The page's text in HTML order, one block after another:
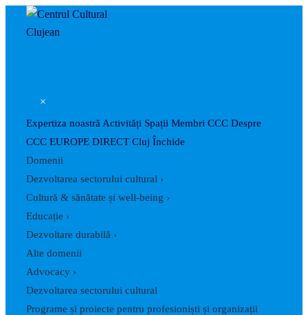
Skip
×
Expertiza noastră Activități Spații Membri CCC Despre
CCC EUROPE DIRECT Cluj Închide
Domenii
Dezvoltarea sectorului cultural ›
Cultură & sănătate și well-being ›
Educație ›
Dezvoltare durabilă ›
Alte domenii
Advocacy ›
Dezvoltarea sectorului cultural
Programe și proiecte pentru profesioniști și organizații
Post
navigation
Caută